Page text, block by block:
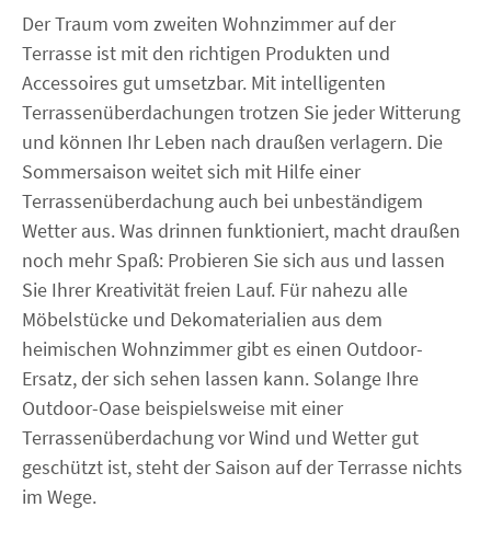
Der Traum vom zweiten Wohnzimmer auf der
Terrasse ist mit den richtigen Produkten und
Accessoires gut umsetzbar. Mit intelligenten
Terrassenüberdachungen trotzen Sie jeder Witterung
und können Ihr Leben nach draußen verlagern. Die
Sommersaison weitet sich mit Hilfe einer
Terrassenüberdachung auch bei unbeständigem
Wetter aus. Was drinnen funktioniert, macht draußen
noch mehr Spaß: Probieren Sie sich aus und lassen
Sie Ihrer Kreativität freien Lauf. Für nahezu alle
Möbelstücke und Dekomaterialien aus dem
heimischen Wohnzimmer gibt es einen Outdoor-
Ersatz, der sich sehen lassen kann. Solange Ihre
Outdoor-Oase beispielsweise mit einer
Terrassenüberdachung vor Wind und Wetter gut
geschützt ist, steht der Saison auf der Terrasse nichts
im Wege.